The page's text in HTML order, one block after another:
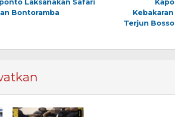
Laksanakan Safari
Bontoramba
Terjun